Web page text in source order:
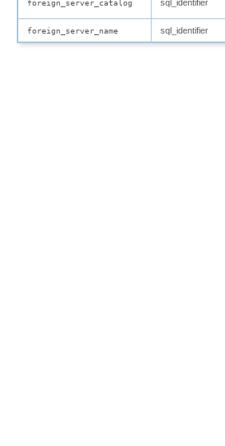
foreign_server_catalog sql_identifier
foreign_server_name sql_identifier